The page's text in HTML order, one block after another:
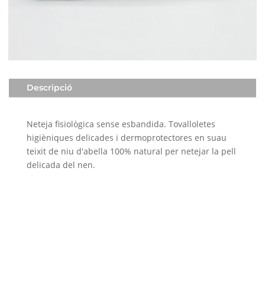
Descripció
Neteja fisiològica sense esbandida. Tovalloletes
higièniques delicades i dermoprotectores en suau
teixit de niu d'abella 100% natural per netejar la pell
delicada del nen.